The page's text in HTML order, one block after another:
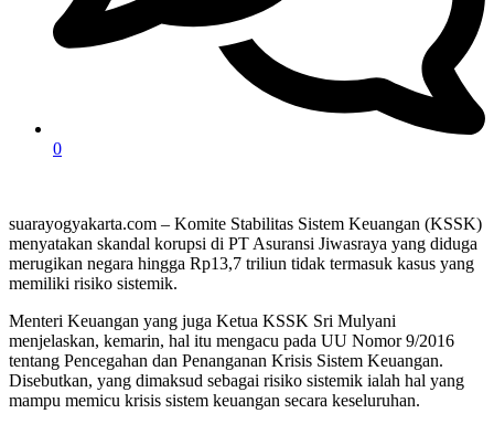
0
suarayogyakarta.com – Komite Stabilitas Sistem Keuangan (KSSK)
menyatakan skandal korupsi di PT Asuransi Jiwasraya yang diduga
merugikan negara hingga Rp13,7 triliun tidak termasuk kasus yang
memiliki risiko sistemik.
Menteri Keuangan yang juga Ketua KSSK Sri Mulyani
menjelaskan, kemarin, hal itu mengacu pada UU Nomor 9/2016
tentang Pencegahan dan Penanganan Krisis Sistem Keuangan.
Disebutkan, yang dimaksud sebagai risiko sistemik ialah hal yang
mampu memicu krisis sistem keuangan secara keseluruhan.